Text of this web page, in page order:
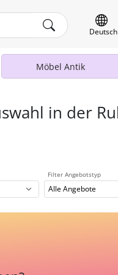
Deutsch
Möbel Antik
in der
Filter Angebotstyp
Alle Angebote